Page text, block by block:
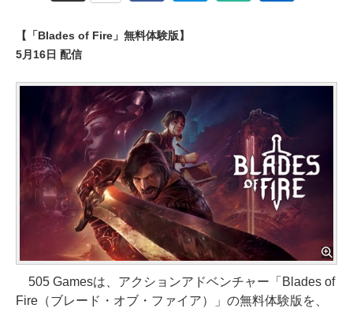
【「Blades of Fire」無料体験版】
5月16日 配信
505 Gamesは、アクションアドベンチャー「Blades of
Fire（ブレード・オブ・ファイア）」の無料体験版を、